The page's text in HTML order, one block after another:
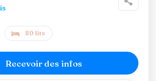
80 lits
Recevoir des infos